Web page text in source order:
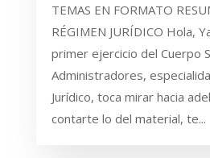
TEMAS EN FORMATO
RÉGIMEN JURÍDICO Hola,
primer ejercicio del Cuerpo
Administradores,
Jurídico, toca mirar hacia
contarte lo del material, te...